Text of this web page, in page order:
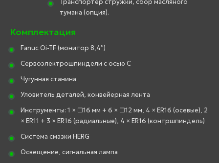
Транспортер стружки, сбор масляного
тумана (опция).
Комплектация
Fanuc Oi-TF (монитор 8,4”)
Сервоэлектрошпиндели с осью C
Чугунная станина
Уловитель деталей, конвейерная лента
Инструменты: 1 × □16 мм + 6 × □12 мм, 4 × ER16 (осевые), 2
× ER11 + 3 × ER16 (радиальные), 4 × ER16 (контршпиндель)
Система смазки HERG
Освещение, сигнальная лампа